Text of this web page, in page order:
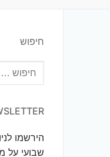
חיפוש
הירשמו
שבועי על